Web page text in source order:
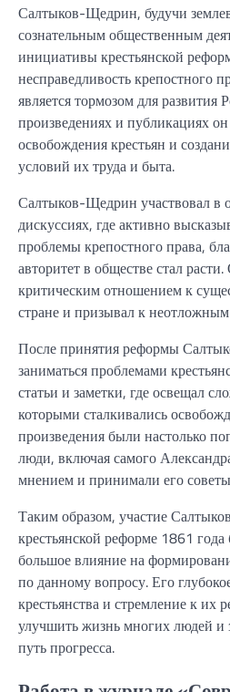
Салтыков-Щедрин, будучи
сознательным общественным
инициативы крестьянской
несправедливость крепостного
является тормозом для развития
произведениях и публикациях
освобождения крестьян и
условий их труда и быта.
Салтыков-Щедрин участвовал в
дискуссиях, где активно
проблемы крепостного права,
авторитет в обществе стал
критическим отношением к
стране и призывал к
После принятия реформы
заниматься проблемами
статьи и заметки, где освещал
которыми сталкивались
произведения были настолько
люди, включая самого
мнением и принимали его
Таким образом, участие
крестьянской реформе 1861
большое влияние на
по данному вопросу. Его
крестьянства и стремление к их
улучшить жизнь многих людей и
путь прогресса.